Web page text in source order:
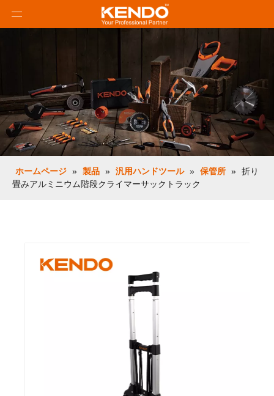
ホームページ » 製品 » 汎用ハンドツール » 保管所 » 折り
畳みアルミニウム階段クライマーサックトラック